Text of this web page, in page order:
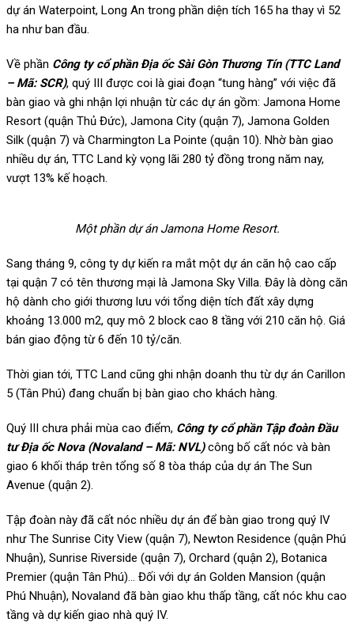
dự án Waterpoint, Long An trong phần diện tích 165 ha thay vì 52
ha như ban đầu.
Về phần Công ty cổ phần Địa ốc Sài Gòn Thương Tín (TTC Land
– Mã: SCR), quý III được coi là giai đoạn “tung hàng” với việc đã
bàn giao và ghi nhận lợi nhuận từ các dự án gồm: Jamona Home
Resort (quận Thủ Đức), Jamona City (quận 7), Jamona Golden
Silk (quận 7) và Charmington La Pointe (quận 10). Nhờ bàn giao
nhiều dự án, TTC Land kỳ vọng lãi 280 tỷ đồng trong năm nay,
vượt 13% kế hoạch.
Một phần dự án Jamona Home Resort.
Sang tháng 9, công ty dự kiến ra mắt một dự án căn hộ cao cấp
tại quận 7 có tên thương mại là Jamona Sky Villa. Đây là dòng căn
hộ dành cho giới thương lưu với tổng diện tích đất xây dựng
khoảng 13.000 m2, quy mô 2 block cao 8 tầng với 210 căn hộ. Giá
bán giao động từ 6 đến 10 tỷ/căn.
Thời gian tới, TTC Land cũng ghi nhận doanh thu từ dự án Carillon
5 (Tân Phú) đang chuẩn bị bàn giao cho khách hàng.
Quý III chưa phải mùa cao điểm, Công ty cổ phần Tập đoàn Đầu
tư Địa ốc Nova (Novaland – Mã: NVL)công bố cất nóc và bàn
giao 6 khối tháp trên tổng số 8 tòa tháp của dự án The Sun
Avenue (quận 2).
Tập đoàn này đã cất nóc nhiều dự án để bàn giao trong quý IV
như The Sunrise City View (quận 7), Newton Residence (quận Phú
Nhuận), Sunrise Riverside (quận 7), Orchard (quận 2), Botanica
Premier (quận Tân Phú)… Đối với dự án Golden Mansion (quận
Phú Nhuận), Novaland đã bàn giao khu thấp tầng, cất nóc khu cao
tầng và dự kiến giao nhà quý IV.